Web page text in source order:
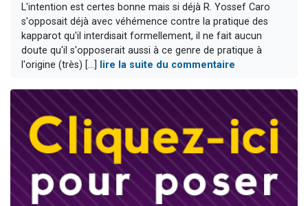
L'intention est certes bonne mais si déjà R. Yossef Caro
s'opposait déjà avec véhémence contre la pratique des
kapparot qu'il interdisait formellement, il ne fait aucun
doute qu'il s'opposerait aussi à ce genre de pratique à
l'origine (très) [...]
lire la suite du commentaire